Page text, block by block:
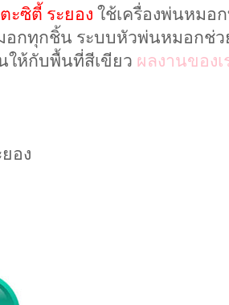
ะซิตี้ ระยอง ใช้เครื่องพ่นหมอ
กทุกชิ้น ระบบหัวพ่นหมอกช่
ให้กับพื้นที่สีเขียว ผลงานของเ
อง